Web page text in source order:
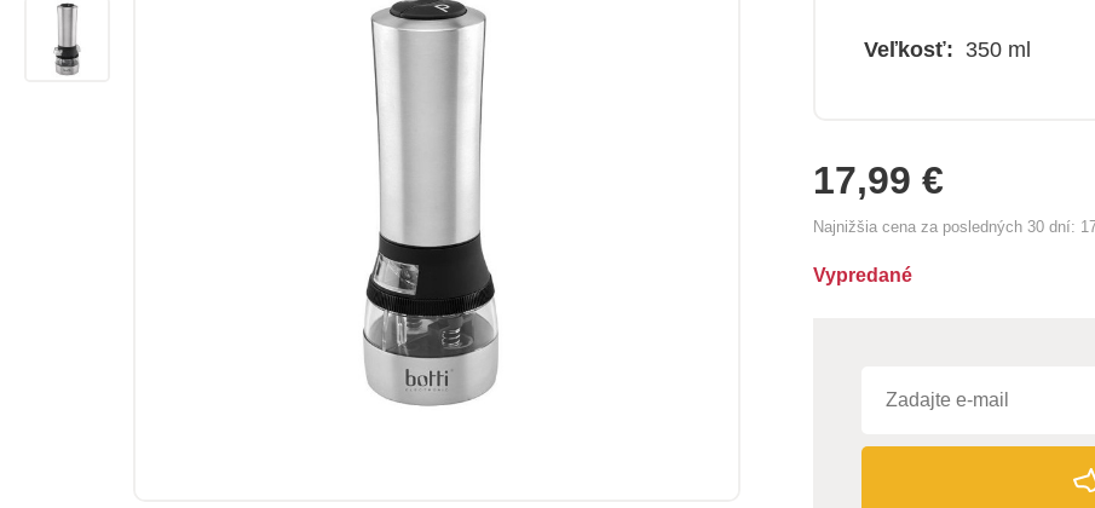
Veľkosť: 350 ml
17,99 €
Najnižšia cena za posledných 30 dní:
Vypredané